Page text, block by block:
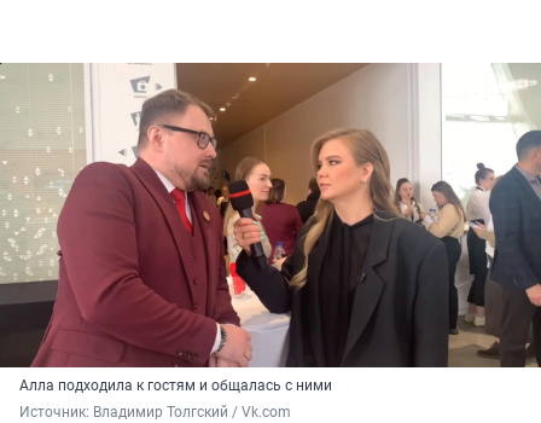
Алла подходила к гостям и общалась с ними
Источник: Владимир Толгский / Vk.com